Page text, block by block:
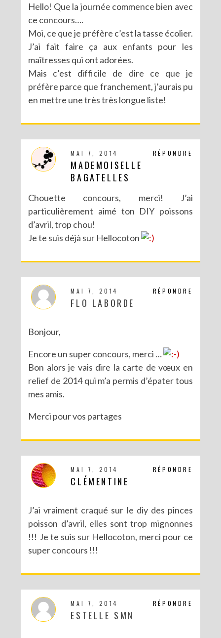
Hello! Que la journée commence bien avec
ce concours….
Moi, ce que je préfère c’est la tasse écolier.
J’ai fait faire ça aux enfants pour les
maîtresses qui ont adorées.
Mais c’est difficile de dire ce que je
préfère parce que franchement, j’aurais pu
en mettre une très très longue liste!
RÉPONDRE
MAI 7, 2014
MADEMOISELLE
BAGATELLES
Chouette concours, merci! J’ai
particulièrement aimé ton DIY poissons
d’avril, trop chou!
Je te suis déjà sur Hellocoton
RÉPONDRE
MAI 7, 2014
FLO LABORDE
Bonjour,
Encore un super concours, merci …
Bon alors je vais dire la carte de vœux en
relief de 2014 qui m’a permis d’épater tous
mes amis.
Merci pour vos partages
RÉPONDRE
MAI 7, 2014
CLÉMENTINE
J’ai vraiment craqué sur le diy des pinces
poisson d’avril, elles sont trop mignonnes
!!! Je te suis sur Hellocoton, merci pour ce
super concours !!!
RÉPONDRE
MAI 7, 2014
ESTELLE SMN